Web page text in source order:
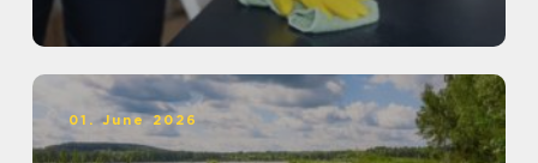
01. June 2026